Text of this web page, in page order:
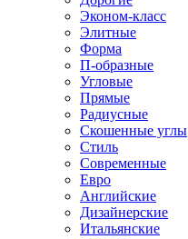
Эконом-класс
Элитные
Форма
П-образные
Угловые
Прямые
Радиусные
Скошенные углы
Стиль
Современные
Евро
Английские
Дизайнерские
Итальянские